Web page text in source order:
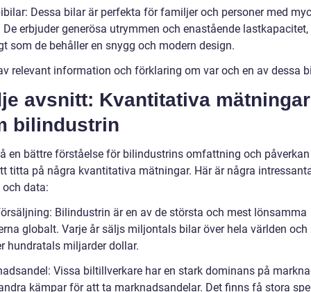
Dessa bilar är perfekta för familjer och personer med
De erbjuder generösa utrymmen och enastående lastkapacitet,
som de behåller en snygg och modern design.
relevant information och förklaring om var och en av dessa
avsnitt: Kvantitativa mätningar
bilindustrin
en bättre förståelse för bilindustrins omfattning och
titta på några kvantitativa mätningar. Här är några
data:
Bilindustrin är en av de största och mest lönsamma
globalt. Varje år säljs miljontals bilar över hela världen och
hundratals miljarder dollar.
Vissa biltillverkare har en stark dominans på
kämpar för att ta marknadsandelar. Det finns få stora